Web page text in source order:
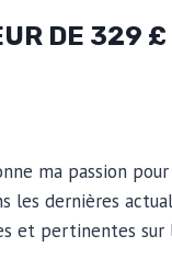
DE 329
ma passion
les dernières
et pertinentes sur